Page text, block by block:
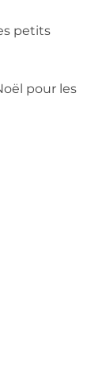
petits
pour les